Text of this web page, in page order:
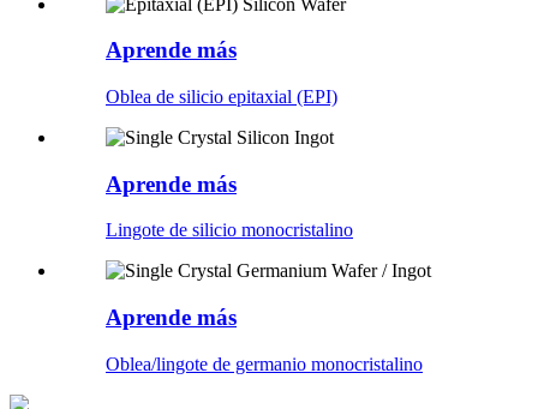
Aprende más
Oblea de silicio epitaxial (EPI)
Aprende más
Lingote de silicio monocristalino
Aprende más
Oblea/lingote de germanio monocristalino